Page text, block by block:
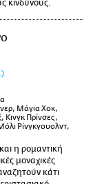
κινδύνους.
Μάγια Χοκ,
Κινγκ Πρίνσες,
Ρίνγκγουολντ,
η ρομαντική
μοναχικές
κάτι